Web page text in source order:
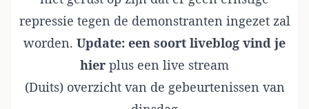
repressie tegen de demonstranten ingezet zal
worden. Update: een soort liveblog vind je
hier plus een live stream
(Duits) overzicht van de gebeurtenissen van